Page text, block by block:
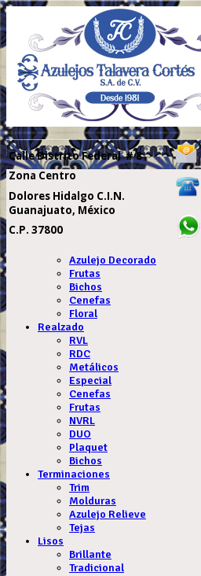
CalleDistrito Federal # 8
Zona Centro
Dolores Hidalgo C.I.N.
Guanajuato, México
C.P. 37800
Azulejo Decorado
Frutas
Bichos
Cenefas
Floral
Realzado
RVL
RDC
Metálicos
Especial
Cenefas
Frutas
NVRL
DUO
Plaquet
Bichos
Terminaciones
Trim
Molduras
Azulejo Relieve
Tejas
Lisos
Brillante
Tradicional